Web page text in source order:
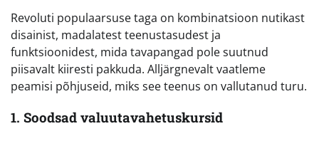
Revoluti populaarsuse taga on kombinatsioon nutikast
disainist, madalatest teenustasudest ja
funktsioonidest, mida tavapangad pole suutnud
piisavalt kiiresti pakkuda. Alljärgnevalt vaatleme
peamisi põhjuseid, miks see teenus on vallutanud turu.
1. Soodsad valuutavahetuskursid